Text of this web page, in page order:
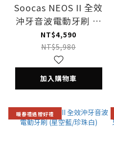
Soocas NEOS II 全效
沖牙音波電動牙刷 一
年潔牙組 (珍珠白)
NT$4,590
NT$5,980
加入購物車
暖春禮遇贈好禮